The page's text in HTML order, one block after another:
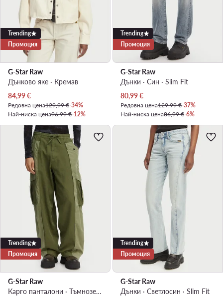
Trending
Промоция
G-Star Raw
Дънково яке · Кремав
Актуална цена
84,99€
Редовна цена129,99 €-34%
Най-ниска цена96,99 €-12%
Trending
Промоция
G-Star Raw
Дънки · Син · Slim Fit
Актуална цена
80,99€
Редовна цена129,99 €-37%
Най-ниска цена86,99 €-6%
Trending
Промоция
G-Star Raw
Карго панталони · Тъмнозелен · Regular Fit
Trending
Промоция
G-Star Raw
Дънки · Светлосин · Slim Fit